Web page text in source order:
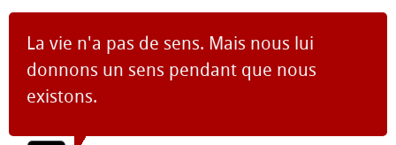
La vie n'a pas de sens. Mais nous lui
donnons un sens pendant que nous
existons.